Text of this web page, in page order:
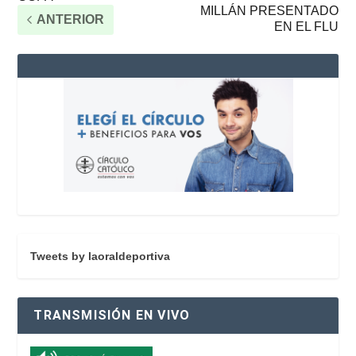
ANTERIOR
MILLÁN PRESENTADO
EN EL FLU
Tweets by laoraldeportiva
TRANSMISIÓN EN VIVO